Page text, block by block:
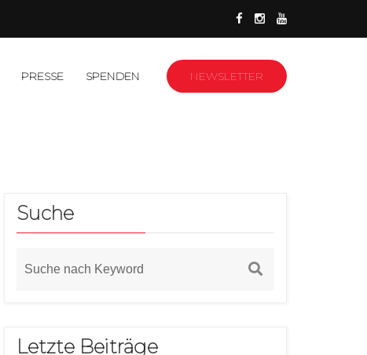
PRESSE SPENDEN NEWSLETTER
Suche
Letzte Beiträge